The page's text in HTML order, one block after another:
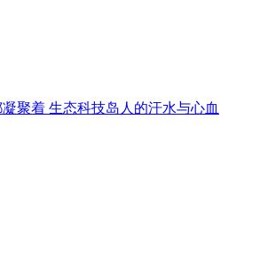
聚着 生态科技岛人的汗水与心血